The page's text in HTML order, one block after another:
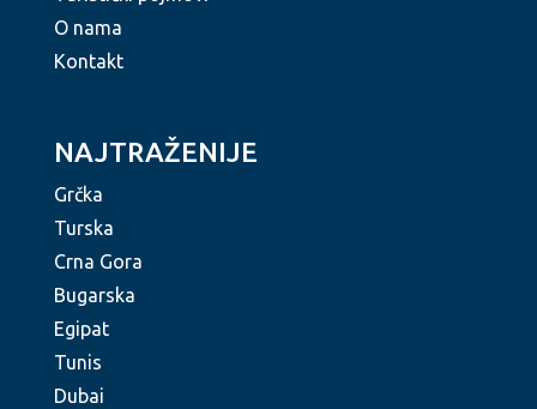
O nama
Kontakt
NAJTRAŽENIJE
Grčka
Turska
Crna Gora
Bugarska
Egipat
Tunis
Dubai